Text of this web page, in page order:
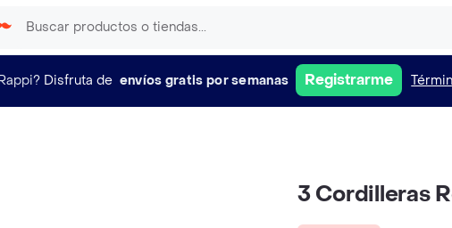
Disfruta de envíos gratis por semanas Registrarme
3 Cordilleras